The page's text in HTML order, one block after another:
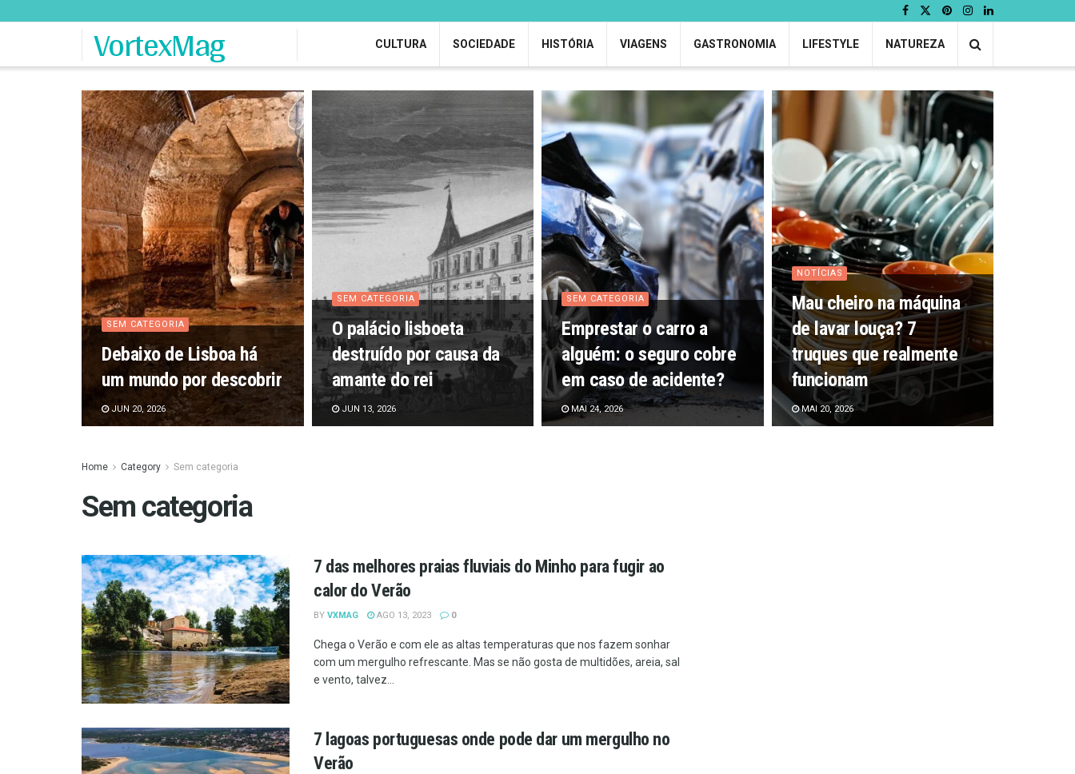
VortexMag CULTURA SOCIEDADE HISTÓRIA VIAGENS GASTRONOMIA LIFESTYLE NATUREZA
SEM CATEGORIA
Debaixo de Lisboa há
um mundo por descobrir
JUN 20, 2026
SEM CATEGORIA
O palácio lisboeta
destruído por causa da
amante do rei
JUN 13, 2026
SEM CATEGORIA
Emprestar o carro a
alguém: o seguro cobre
em caso de acidente?
MAI 24, 2026
NOTÍCIAS
Mau cheiro na máquina
de lavar louça? 7
truques que realmente
funcionam
MAI 20, 2026
Home Category Sem categoria
Sem categoria
7 das melhores praias fluviais do Minho para fugir ao
calor do Verão
BY VXMAG AGO 13, 2023 0
Chega o Verão e com ele as altas temperaturas que nos fazem sonhar
com um mergulho refrescante. Mas se não gosta de multidões, areia, sal
e vento, talvez...
7 lagoas portuguesas onde pode dar um mergulho no
Verão